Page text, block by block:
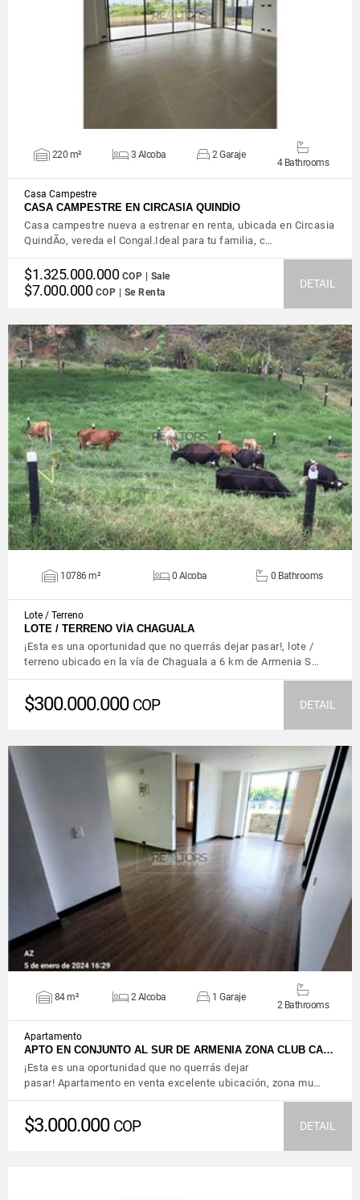
VIEW DETAILS
220 m² 3 Alcoba 2 Garaje
4 Bathrooms
Casa Campestre
CASA CAMPESTRE EN CIRCASIA QUINDÍO
Casa campestre nueva a estrenar en renta, ubicada en Circasia
QuindÃ­o, vereda el Congal.Ideal para tu familia, c…
$1.325.000.000 COP | Sale
$7.000.000 COP | Se Renta
DETAIL
VIEW DETAILS
10786 m² 0 Alcoba 0 Bathrooms
Lote / Terreno
LOTE / TERRENO VÍA CHAGUALA
¡Esta es una oportunidad que no querrás dejar pasar!, lote /
terreno ubicado en la vía de Chaguala a 6 km de Armenia S…
$300.000.000 COP DETAIL
VIEW DETAILS
84 m² 2 Alcoba 1 Garaje
2 Bathrooms
Apartamento
APTO EN CONJUNTO AL SUR DE ARMENIA ZONA CLUB CA…
¡Esta es una oportunidad que no querrás dejar
pasar! Apartamento en venta excelente ubicación, zona mu…
$3.000.000 COP DETAIL